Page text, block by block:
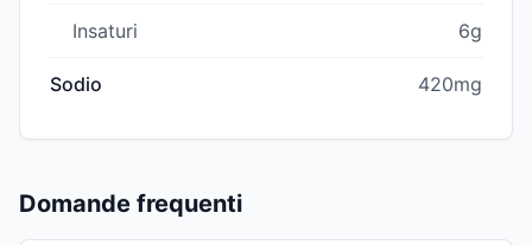
Insaturi 6g
Sodio 420mg
Domande frequenti